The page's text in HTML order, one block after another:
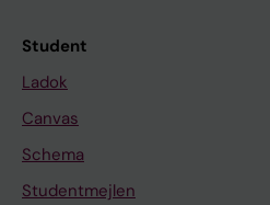
Student
Ladok
Canvas
Schema
Studentmejlen